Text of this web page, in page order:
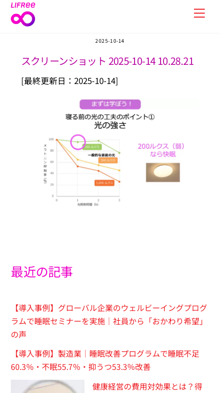
Skip
2025-10-14
スクリーンショット 2025-10-14 10.28.21
[最終更新日：2025-10-14]
最近の記事
【導入事例】グローバル企業のウェルビーイングプログ
ラムで睡眠セミナーを実施｜社員から「おかわり希望」
の声
【導入事例】製造業｜睡眠改善プログラムで睡眠不足
60.3％・不眠55.7％・抑うつ53.3％改善
健康経営の費用対効果とは？得